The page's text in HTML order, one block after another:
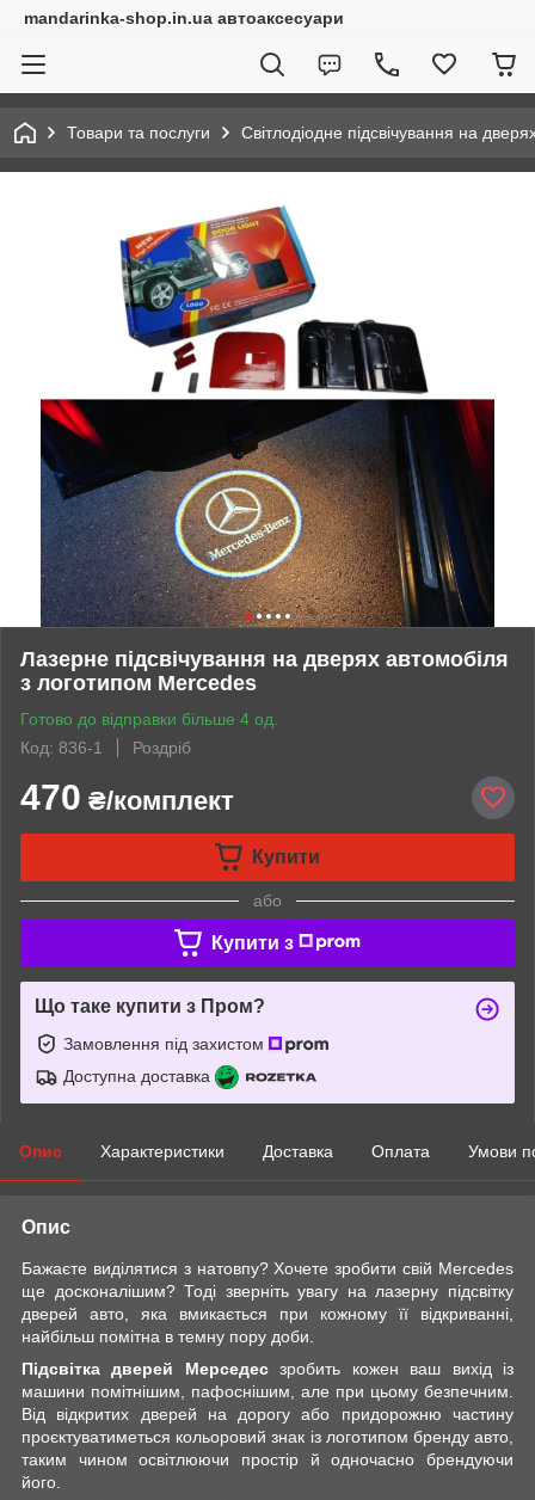
mandarinka-shop.in.ua автоаксесуари
Товари та послуги Світлодіодне підсвічування на
Лазерне підсвічування на дверях автомобіля
з логотипом Mercedes
Готово до відправки більше 4 од.
Код: 836-1
Роздріб
470 ₴/комплект
Купити
або
Купити з
Що таке купити з Пром?
Замовлення під захистом
Доступна доставка
Опис Характеристики Доставка Оплата Умови
Опис
Бажаєте виділятися з натовпу? Хочете зробити свій Mercedes
ще досконалішим? Тоді зверніть увагу на лазерну підсвітку
дверей авто, яка вмикається при кожному її відкриванні,
найбільш помітна в темну пору доби.
Підсвітка дверей Мерседесзробить кожен ваш вихід із
машини помітнішим, пафоснішим, але при цьому безпечним.
Від відкритих дверей на дорогу або придорожню частину
проєктуватиметься кольоровий знак із логотипом бренду авто,
таким чином освітлюючи простір й одночасно брендуючи
його.